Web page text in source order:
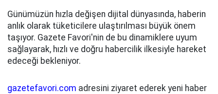
Günümüzün hızla değişen dijital dünyasında, haberin
anlık olarak tüketicilere ulaştırılması büyük önem
taşıyor. Gazete Favori'nin de bu dinamiklere uyum
sağlayarak, hızlı ve doğru habercilik ilkesiyle hareket
edeceği bekleniyor.
gazetefavori.com adresini ziyaret ederek yeni haber